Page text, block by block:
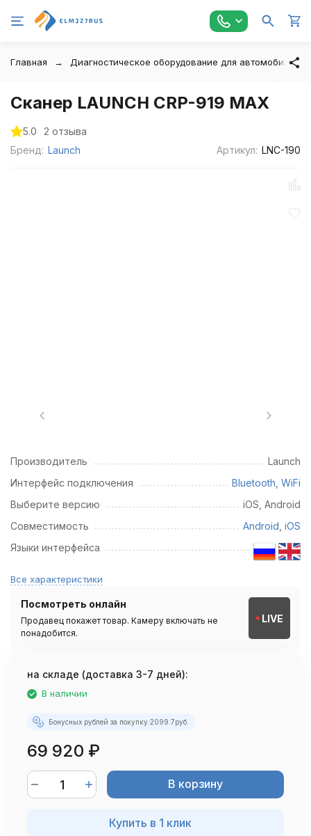
Главная Диагностическое оборудование для автомобилей
Сканер LAUNCH CRP-919 MAX
5.0
2 отзыва
Бренд: Launch Артикул: LNC-190
Производитель
Launch
Интерфейс подключения
Bluetooth WiFi
Выберите версию
iOS, Android
Совместимость
Android iOS
Языки интерфейса
Все характеристики
Посмотреть онлайн
Продавец покажет товар. Камеру включать не
понадобится.
LIVE
на складе (доставка 3-7 дней):
В наличии
Бонусных рублей за покупку:2099.7руб.
69 920 ₽
В корзину
Купить в 1 клик